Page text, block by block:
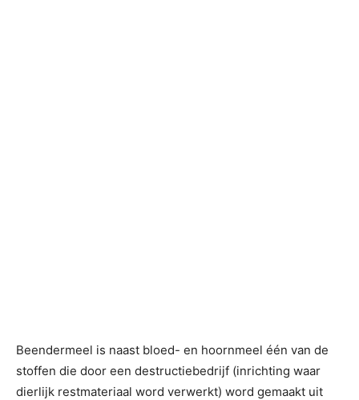
Beendermeel is naast bloed- en hoornmeel één van de
stoffen die door een destructiebedrijf (inrichting waar
dierlijk restmateriaal word verwerkt) word gemaakt uit